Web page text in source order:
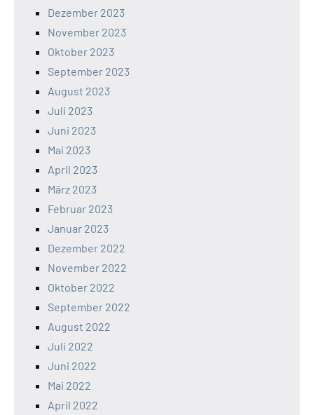
Dezember 2023
November 2023
Oktober 2023
September 2023
August 2023
Juli 2023
Juni 2023
Mai 2023
April 2023
März 2023
Februar 2023
Januar 2023
Dezember 2022
November 2022
Oktober 2022
September 2022
August 2022
Juli 2022
Juni 2022
Mai 2022
April 2022